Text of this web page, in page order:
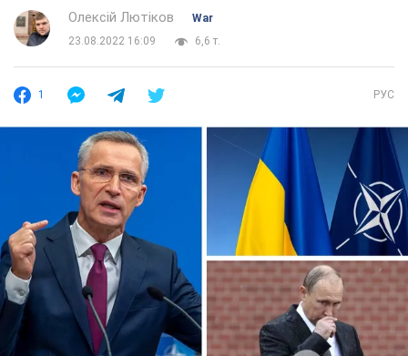
Олексій Лютіков
War
23.08.2022 16:09
6,6 т.
1 РУС